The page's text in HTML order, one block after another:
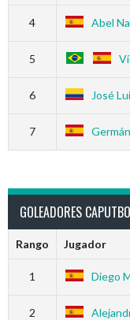
4 Abel
5
6 José
7
GOLEADORES
Rango Jugador
1 Diego
2